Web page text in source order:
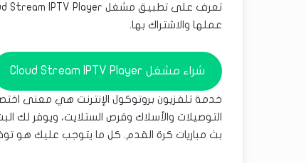
عملها والاشتراك بها.
شراء مشغل Cloud Stream IPTV Player
التوصيلات والأسلاك وقرص الستلايت، ويوفر
بث مباريات كرة القدم. كل ما يتوجب عليك هو